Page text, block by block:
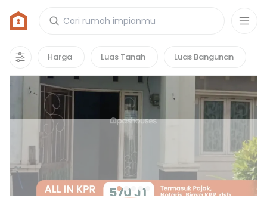
Harga Luas Tanah Luas Bangunan
Rumah di Permata Icon
5properti